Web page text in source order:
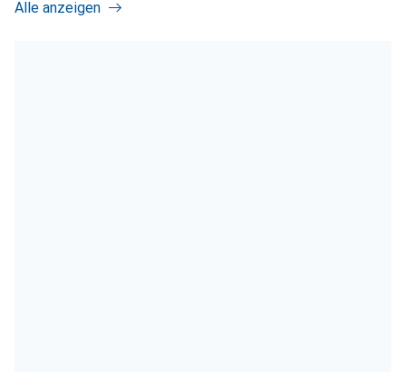
Alle anzeigen